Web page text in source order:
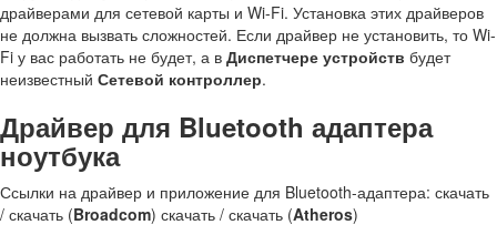
драйверами для сетевой карты и Wi-Fi. Установка этих драйверов
не должна вызвать сложностей. Если драйвер не установить, то Wi-
Fi у вас работать не будет, а в Диспетчере устройств будет
неизвестный Сетевой контроллер.
Драйвер для Bluetooth адаптера
ноутбука
Ссылки на драйвер и приложение для Bluetooth-адаптера: скачать
/ скачать (Broadcom) скачать / скачать (Atheros)